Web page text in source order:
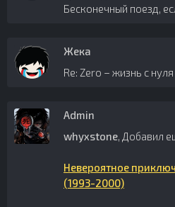
Бесконечный поезд,
Жека
Re: Zero – жизнь с
Admin
whyxstone, Добавил
Невероятное
(1993-2000)